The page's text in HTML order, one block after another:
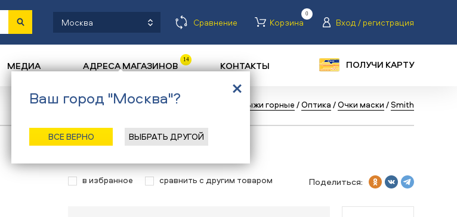
Москва Сравнение Корзина
0
Вход / регистрация
МЕДИА АДРЕСА МАГАЗИНОВ 14 КОНТАКТЫ ПОЛУЧИ КАРТУ
Назад/Главная Лыжи горные /Оптика /Очки маски /Smith
Очки маска Smith I/O
в избранное сравнить с другим товаром Поделиться:
Ваш город "Москва"?
ВСЕ ВЕРНО ВЫБРАТЬ ДРУГОЙ